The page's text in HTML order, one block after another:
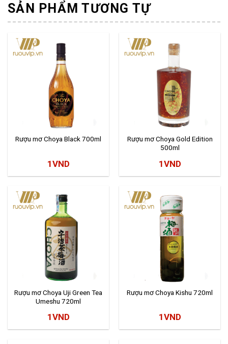
SẢN PHẨM TƯƠNG TỰ
Rượu mơ Choya Black 700ml
1VND
Rượu mơ Choya Gold Edition
500ml
1VND
Rượu mơ Choya Uji Green Tea
Umeshu 720ml
1VND
Rượu mơ Choya Kishu 720ml
1VND